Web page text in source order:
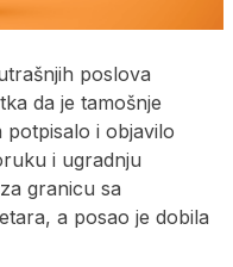
poslova
da je tamošnje
i objavilo
i ugradnju
granicu sa
a posao je dobila